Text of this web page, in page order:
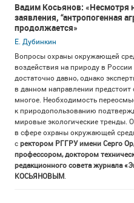
Вадим Косьянов: «Несмотря
заявления, “антропогенная
продолжается»
Е. Дубинкин
Вопросы охраны окружающей
воздействия на природу в
достаточно давно, однако
в данном направлении предстоит
многое. Необходимость
к природопользованию
мировые экологические тренды.
в сфере охраны окружающей
с ректором РГГРУ имени Серго
профессором, доктором
редакционного совета журнала
КОСЬЯНОВЫМ